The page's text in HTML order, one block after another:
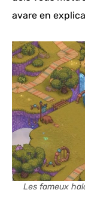
avare en
Les fameux